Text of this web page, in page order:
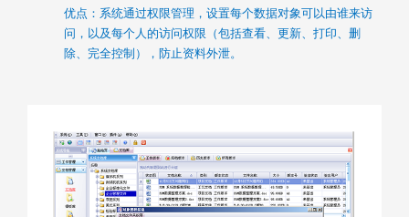
优点：系统通过权限管理，设置每个数据对象可以由谁来访
问，以及每个人的访问权限（包括查看、更新、打印、删
除、完全控制），防止资料外泄。